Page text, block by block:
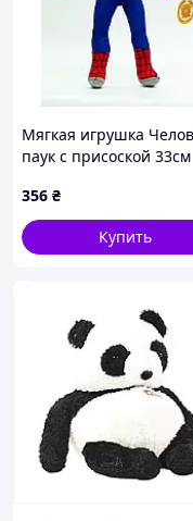
Мягкая игрушка
паук с присоской 33см
356 ₴
Купить